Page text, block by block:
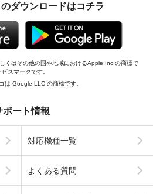
ダウンロードはコチラ
くはその他の国や地域におけるApple Inc.の商標で
スマークです。
Google LLC の商標です。
ポート情報
対応機種一覧
よくある質問